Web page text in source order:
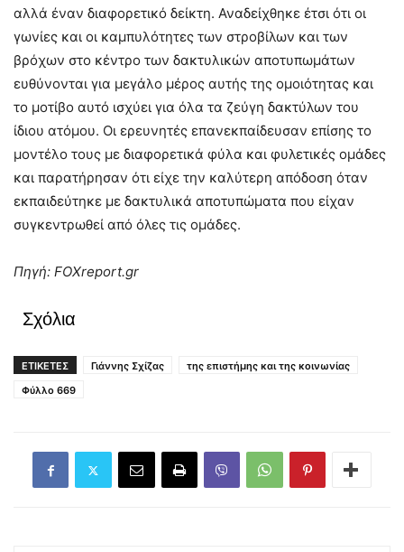
αλλά έναν διαφορετικό δείκτη. Αναδείχθηκε έτσι ότι οι
γωνίες και οι καμπυλότητες των στροβίλων και των
βρόχων στο κέντρο των δακτυλικών αποτυπωμάτων
ευθύνονται για μεγάλο μέρος αυτής της ομοιότητας και
το μοτίβο αυτό ισχύει για όλα τα ζεύγη δακτύλων του
ίδιου ατόμου. Οι ερευνητές επανεκπαίδευσαν επίσης το
μοντέλο τους με διαφορετικά φύλα και φυλετικές ομάδες
και παρατήρησαν ότι είχε την καλύτερη απόδοση όταν
εκπαιδεύτηκε με δακτυλικά αποτυπώματα που είχαν
συγκεντρωθεί από όλες τις ομάδες.
Πηγή: FOXreport.gr
Σχόλια
ΕΤΙΚΕΤΕΣ Γιάννης Σχίζας
της επιστήμης και της κοινωνίας
Φύλλο 669